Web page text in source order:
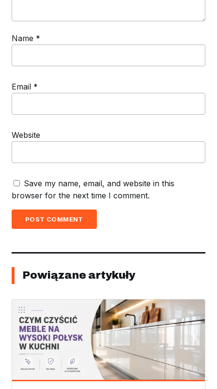
Name *
Email *
Website
Save my name, email, and website in this
browser for the next time I comment.
POST COMMENT
Powiązane artykuły